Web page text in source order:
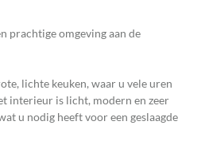
prachtige omgeving aan de
lichte keuken, waar u vele uren
interieur is licht, modern en zeer
u nodig heeft voor een geslaagde